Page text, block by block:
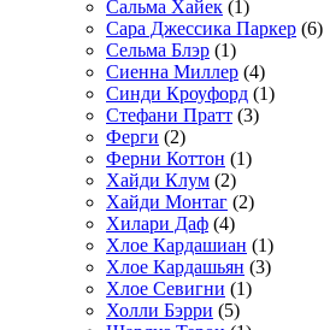
Сальма Хайек (1)
Сара Джессика Паркер (6)
Сельма Блэр (1)
Сиенна Миллер (4)
Синди Кроуфорд (1)
Стефани Пратт (3)
Ферги (2)
Ферни Коттон (1)
Хайди Клум (2)
Хайди Монтаг (2)
Хилари Даф (4)
Хлое Кардашиан (1)
Хлое Кардашьян (3)
Хлое Севигни (1)
Холли Бэрри (5)